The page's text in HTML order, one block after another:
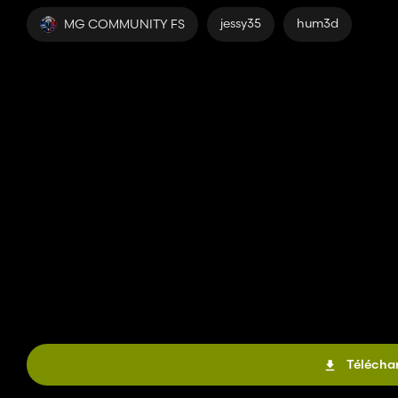
MG COMMUNITY FS jessy35 hum3d